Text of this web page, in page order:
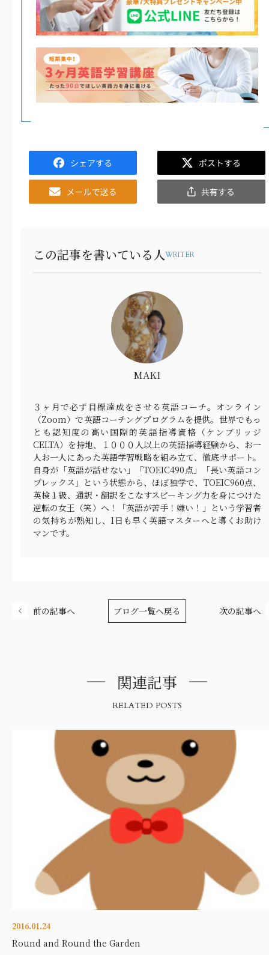
Facebook
Twitter
Email
共
有
この記事を書いている人WRITER
MAKI
３ヶ月で必ず目標達成をさせる英語コーチ。オンライン
（Zoom）で英語コーチングプログラムを提供。世界でもっ
とも認知度の高い国際的英語指導資格（ケンブリッジ
CELTA）を持地、１０００人以上の英語指導経験から、お一
人お一人にあった英語学習戦略を組み立て、徹底サポート。
自身が「英語が話せない」「TOEIC490点」「長い英語コン
プレックス」という状態から、ほぼ独学で、TOEIC960点、
英検１級、通訳・翻訳をこなすスピーキング力を身につけた
逆転の女王（笑）へ！「英語が苦手！嫌い！」という学習者
の気持ちが熟知し、1日も早く英語マスターへと導くお助け
マンです。
前の記事へ ブログ一覧へ戻る 次の記事へ
関連記事
RELATED POSTS
2016.01.24
Round and Round the Garden